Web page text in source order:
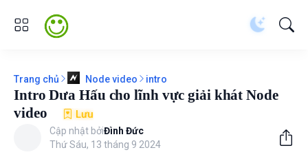
Trang chủ Node video intro
Intro Dưa Hấu cho lĩnh vực giải khát Node
video
Lưu
Cập nhật bởiĐình Đức
Thứ Sáu, 13 tháng 9 2024